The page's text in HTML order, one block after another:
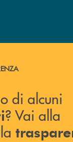
documenti ?
di alcuni
? Vai alla